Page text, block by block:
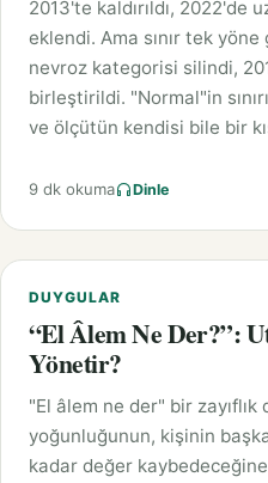
2013'te kaldırıldı, 2022'de
eklendi. Ama sınır tek
nevroz kategorisi silindi,
birleştirildi. "Normal"in
ve ölçütün kendisi bile bir
9 dk okuma Dinle
DUYGULAR
“El Âlem Ne Der?”:
Yönetir?
"El âlem ne der" bir
yoğunluğunun, kişinin
kadar değer